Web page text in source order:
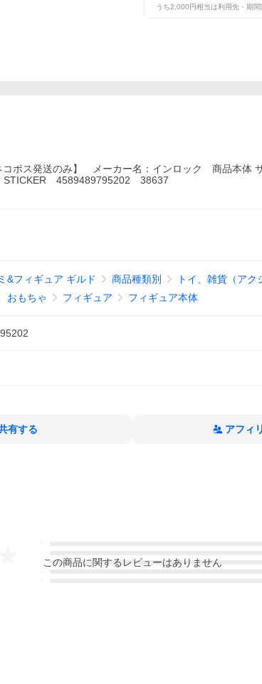
うち2,000円相当は利用先・期間
ス発送のみ】 メーカー名：インロック 商品本体
4589489795202 38637
&フィギュア ギルド 商品種類別
トイ、雑貨（アク
おもちゃ
フィギュア フィギュア本体
有する アフィ
この商品に関するレビューはありません